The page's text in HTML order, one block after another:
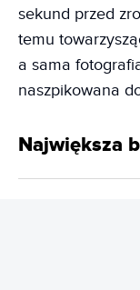
sekund przed
temu
a sama
naszpikowana
Największa